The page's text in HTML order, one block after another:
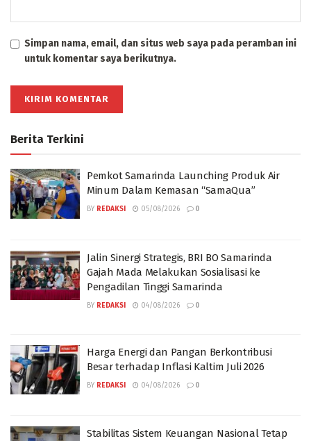
Simpan nama, email, dan situs web saya pada peramban ini
untuk komentar saya berikutnya.
Berita Terkini
Pemkot Samarinda Launching Produk Air
Minum Dalam Kemasan “SamaQua”
BY REDAKSI 05/08/2026 0
Jalin Sinergi Strategis, BRI BO Samarinda
Gajah Mada Melakukan Sosialisasi ke
Pengadilan Tinggi Samarinda
BY REDAKSI 04/08/2026 0
Harga Energi dan Pangan Berkontribusi
Besar terhadap Inflasi Kaltim Juli 2026
BY REDAKSI 04/08/2026 0
Stabilitas Sistem Keuangan Nasional Tetap